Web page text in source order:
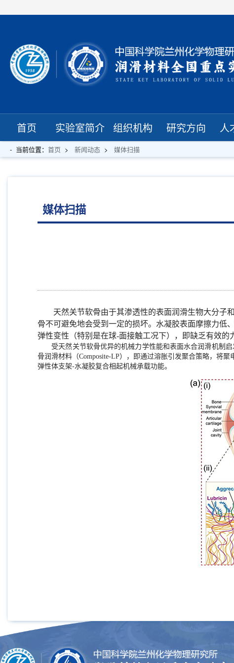
首页 实验室简介 组织机构 研究方向 人
当前位置： 首页 新闻动态 媒体扫描
媒体扫描
天然关节软骨由于其渗透性的表面润滑生物大分子
骨不可避免地会受到一定的损坏。水凝胶表面摩擦力低
弹性变性（特别是在球-面接触工况下），即缺乏有效的
受天然关节软骨优异的机械力学性能和表面水合润滑机制
骨润滑材料（Composite-LP），即通过溶胀引发聚合策略，将
弹性体支架-水凝胶复合相起机械承载功能。